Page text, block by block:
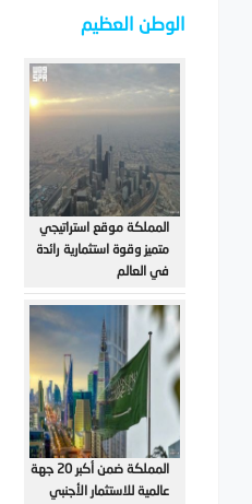
الوطن العظيم
المملكة موقع استراتيجي
متميز وقوة استثمارية رائدة
في العالم
المملكة ضمن أكبر 20 جهة
عالمية للاستثمار الأجنبي